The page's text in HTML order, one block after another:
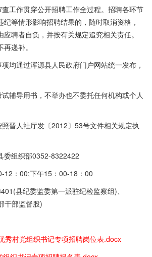
工作贯穿公开招聘工作全过程。招聘各环节
等情形影响招聘结果的，随时取消资格，
聘者自负，并按有关规定追究相关责任。
递补。
均通过浑源县人民政府门户网站统一发布，
辅导用书，不举办也不委托任何机构或个人
晋人社厅发〔2012〕53号文件相关规定执
委组织部0352-8322422
12：00;下午15：00-18：00
县纪委监委第一派驻纪检监察组)、
干部监督股)
秀村党组织书记专项招聘岗位表.docx